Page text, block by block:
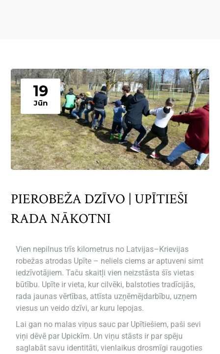
19
Jūn
PIEROBEŽA DZĪVO | UPĪTIEŠI
RADA NĀKOTNI
Vien nepilnus trīs kilometrus no Latvijas–Krievijas
robežas atrodas Upīte – neliels ciems ar aptuveni simt
iedzīvotājiem. Taču skaitļi vien neizstāsta šīs vietas
būtību. Upīte ir vieta, kur cilvēki, balstoties tradīcijās,
rada jaunas vērtības, attīsta uzņēmējdarbību, uzņem
viesus un veido dzīvi, ar kuru lepojas.
Lai gan no malas viņus sauc par Upītiešiem, paši sevi
viņi dēvē par Upickīm. Un viņu stāsts ir par spēju
saglabāt savu identitāti, vienlaikus drosmīgi raugoties